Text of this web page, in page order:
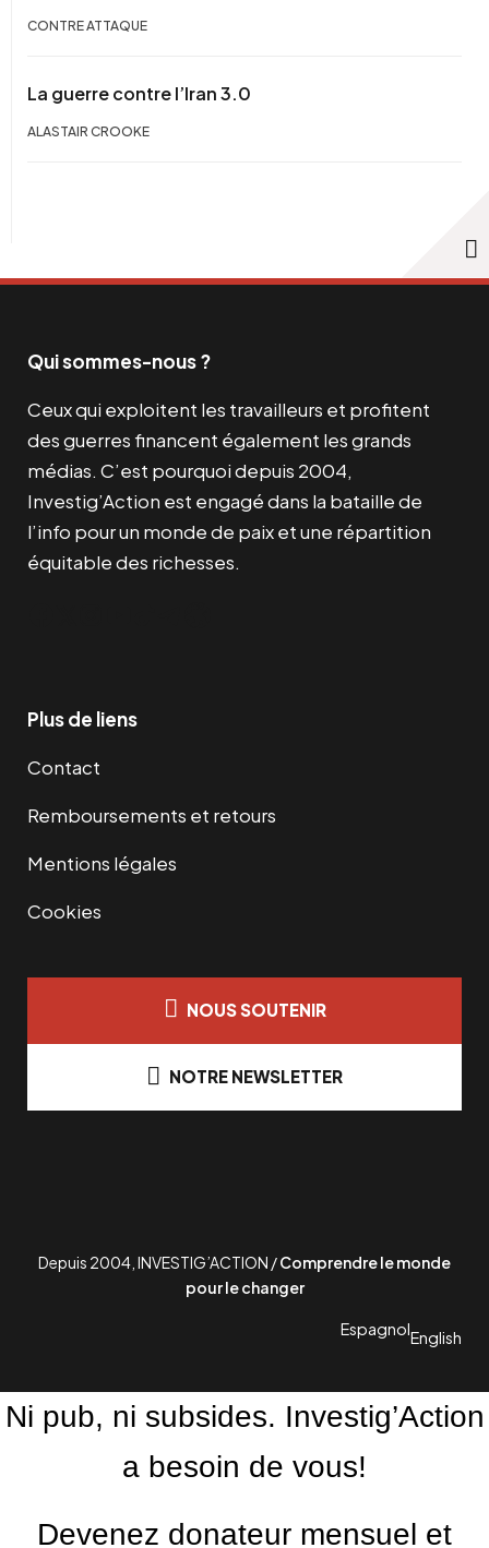
CONTRE ATTAQUE
La guerre contre l’Iran 3.0
ALASTAIR CROOKE
Qui sommes-nous ?
Ceux qui exploitent les travailleurs et profitent
des guerres financent également les grands
médias. C’est pourquoi depuis 2004,
Investig’Action est engagé dans la bataille de
l’info pour un monde de paix et une répartition
équitable des richesses.
Plus de liens
Contact
Remboursements et retours
Mentions légales
Cookies
NOUS SOUTENIR
NOTRE NEWSLETTER
Depuis 2004, INVESTIG’ACTION /Comprendre le monde
pour le changer
EspagnolEnglish
Ni pub, ni subsides. Investig’Action
a besoin de vous!
Devenez donateur mensuel et